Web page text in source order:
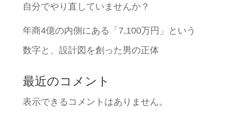
自分でやり直していませんか？
年商4億の内側にある「7,100万円」という
数字と、設計図を創った男の正体
最近のコメント
表示できるコメントはありません。